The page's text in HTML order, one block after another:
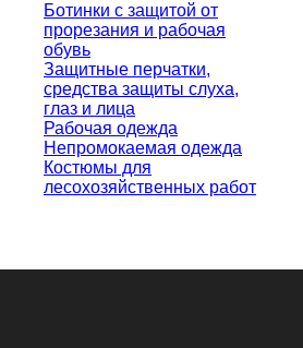
Ботинки с защитой от
прорезания и рабочая
обувь
Защитные перчатки,
средства защиты слуха,
глаз и лица
Рабочая одежда
Непромокаемая одежда
Костюмы для
лесохозяйственных работ